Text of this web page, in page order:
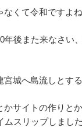
くて令和ですよね
年後また来なさい
城へ島流しとする
かサイトの作りと
スリップしました